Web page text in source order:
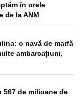
în orele
de la ANM
o navă de marfă
ambarcațiuni,
567 de milioane de